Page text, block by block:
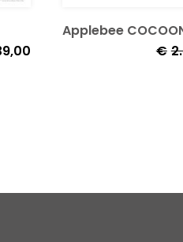
Huidige
Applebee
€